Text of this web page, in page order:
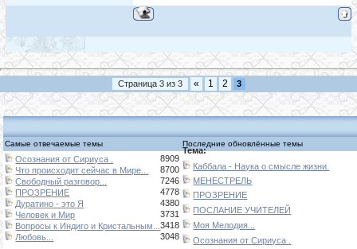
Страница 3из 3 « 1 2 3
Самые отвечаемые темы Последние обновлённые темы
Осознания от Сириуса .
8909
Что происходит сейчас в Мире...
8700
Свободный разговор...
7246
ПРОЗРЕНИЕ
4778
Дуратино - это Я
4380
Человек и Мир
3731
Вопросы к Индиго и Кристальным...3418
Любовь...
3048
Тема:
Каббала - Наука о смысле жизни.
МЕНЕСТРЕЛЬ
ПРОЗРЕНИЕ
ПОСЛАНИЕ УЧИТЕЛЕЙ
Моя Мелодия...
Осознания от Сириуса .